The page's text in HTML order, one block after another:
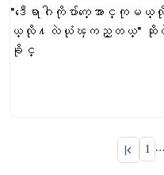
"ဒီေရာဂါကိုပ်ာက္ေအာင္ကုမယ္
ယ္လို႔လဲယုံၾကည္တယ္" ဆိုတဲ့ ကင္
ခိုင္
1 …